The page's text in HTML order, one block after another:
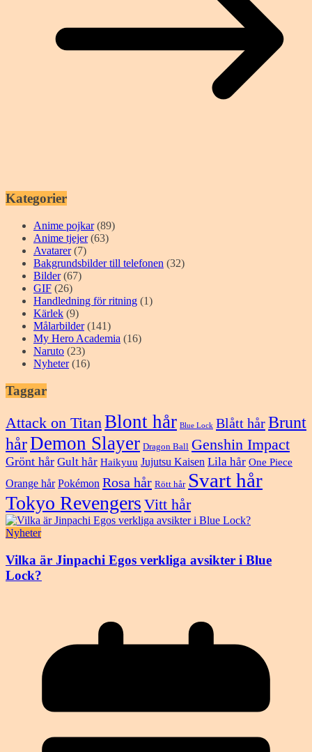
Kategorier
Anime pojkar(89)
Anime tjejer(63)
Avatarer(7)
Bakgrundsbilder till telefonen (32)
Bilder(67)
GIF (26)
Handledning för ritning (1)
Kärlek (9)
Målarbilder(141)
My Hero Academia (16)
Naruto (23)
Nyheter(16)
Taggar
Attack on TitanBlont hår Blue Lock Blått hårBrunt
hårDemon Slayer Dragon Ball Genshin Impact
Grönt hår Gult hår Haikyuu Jujutsu Kaisen Lila hår One Piece
Orange hår Pokémon Rosa hår Rött hår Svart hår
Tokyo Revengers Vitt hår
Nyheter
Vilka är Jinpachi Egos verkliga avsikter i Blue
Lock?